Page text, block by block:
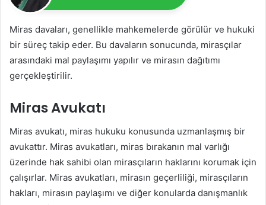
Miras davaları, genellikle mahkemelerde görülür ve hukuki
bir süreç takip eder. Bu davaların sonucunda, mirasçılar
arasındaki mal paylaşımı yapılır ve mirasın dağıtımı
gerçekleştirilir.
Miras Avukatı
Miras avukatı, miras hukuku konusunda uzmanlaşmış bir
avukattır. Miras avukatları, miras bırakanın mal varlığı
üzerinde hak sahibi olan mirasçıların haklarını korumak için
çalışırlar. Miras avukatları, mirasın geçerliliği, mirasçıların
hakları, mirasın paylaşımı ve diğer konularda danışmanlık